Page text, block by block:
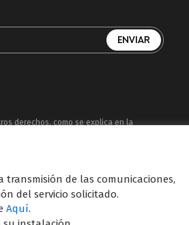
derechos, como se explica en la
Cuatro, Factoría de Ficción, Boing,
de diferentes soportes en Internet y TV
transmisión de las comunicaciones,
del servicio solicitado.
Aquí.